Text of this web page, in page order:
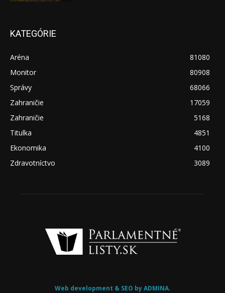
KATEGÓRIE
Aréna
81080
Monitor
80908
Správy
68066
Zahraničie
17059
Zahraničie
5168
Titulka
4851
Ekonomika
4100
Zdravotníctvo
3089
Web development & SEO by ADMINA.